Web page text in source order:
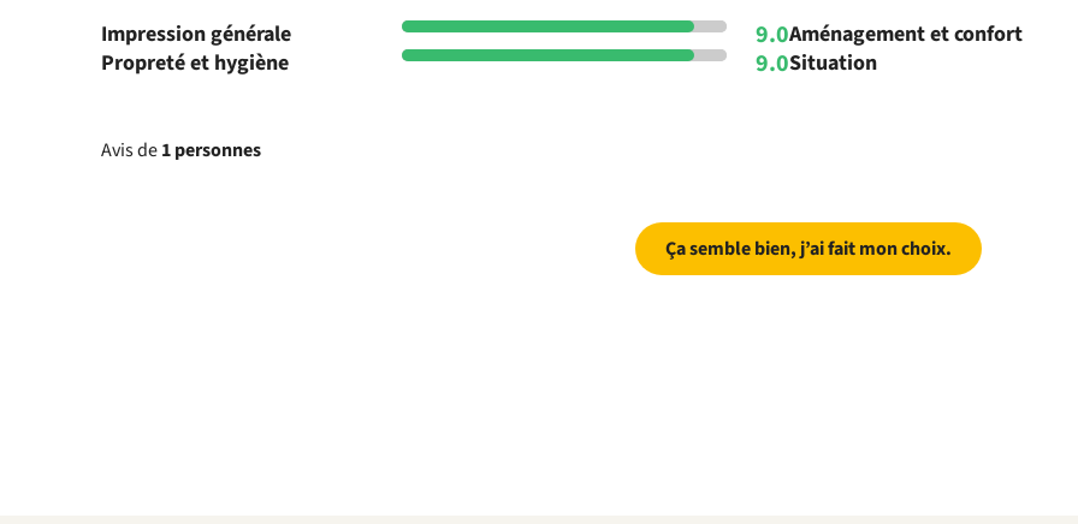
Impression générale 9.0Aménagement et confort
Propreté et hygiène 9.0Situation
Avis de1 personnes
Ça semble bien, j’ai fait mon choix.